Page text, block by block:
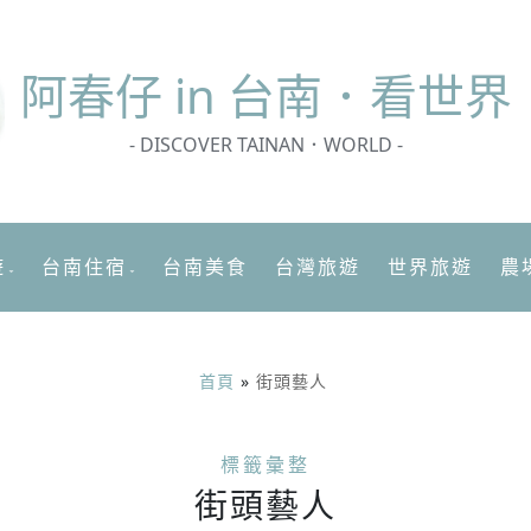
阿春仔 in 台南．看世界
- DISCOVER TAINAN．WORLD -
台南住宿 台南美食 台灣旅遊 世界旅遊 農
首頁 » 街頭藝人
標籤彙整
街頭藝人